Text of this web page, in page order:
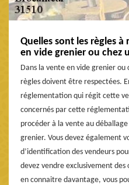
Quelles sont les règles
en vide grenier ou chez
Dans la vente en vide grenier
règles doivent être respectées.
réglementation qui régit cette
concernés par cette
procéder à la vente au
grenier. Vous devez également
d’identification des vendeurs
devez vendre exclusivement des
en connaitre davantage, vous